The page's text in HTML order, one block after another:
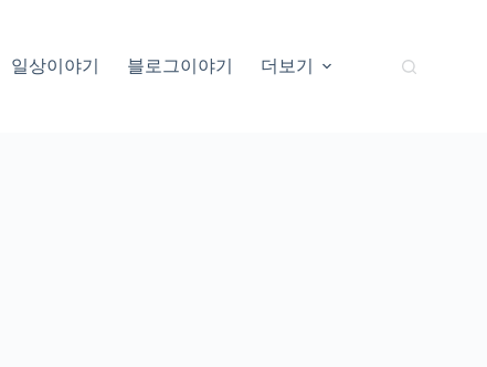
일상이야기 블로그이야기 더보기